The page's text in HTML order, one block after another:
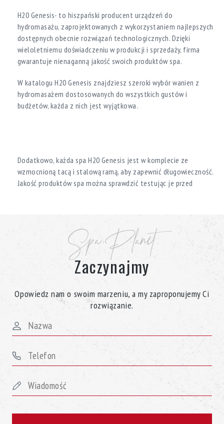
H20 Genesis- to hiszpański producent urządzeń do
hydromasażu, zaprojektowanych z wykorzystaniem najlepszych
dostępnych obecnie rozwiązań technologicznych. Dzięki
wieloletniemu doświadczeniu w produkcji i sprzedaży, firma
gwarantuje nienaganną jakość swoich produktów spa.
W katalogu H20 Genesis znajdziesz szeroki wybór wanien z
hydromasażem dostosowanych do wszystkich gustów i
budżetów, każda z nich jest wyjątkowa.
Dodatkowo, każda spa H20 Genesis jest w komplecie ze
wzmocnioną tacą i stalową ramą, aby zapewnić długowieczność.
Jakość produktów spa można sprawdzić testując je przed
Sprawdź szeroką ofertę Spa Planet na jacuzzi H20 Genesis, a
nasz zespół sprzedaży pomoże Ci wybrać idealne.
Spa Planet
Zaczynajmy
Opowiedz nam o swoim marzeniu, a my zaproponujemy Ci
rozwiązanie.